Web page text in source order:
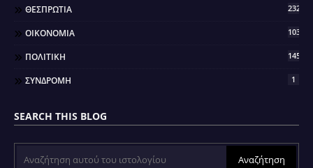
ΘΕΣΠΡΩΤΙΑ 2321
ΟΙΚΟΝΟΜΙΑ 103
ΠΟΛΙΤΙΚΗ 145
ΣΥΝΔΡΟΜΗ 1
SEARCH THIS BLOG